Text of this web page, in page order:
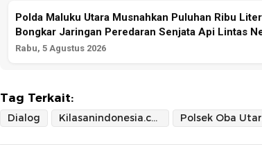
Polda Maluku Utara Musnahkan Puluhan Ribu
Bongkar Jaringan Peredaran Senjata Api Lintas
Rabu, 5 Agustus 2026
Tag Terkait:
Dialog Kilasanindonesia.com Polsek Oba